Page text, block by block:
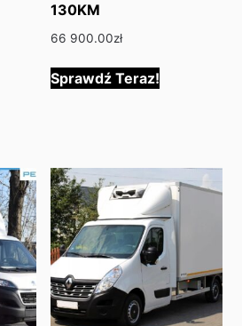
130KM
66 900.00zł
Sprawdź Teraz!